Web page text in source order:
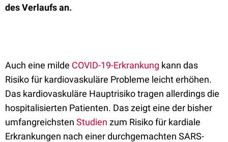
des Verlaufs an.
Auch eine milde COVID-19-Erkrankung kann das
Risiko für kardiovaskuläre Probleme leicht erhöhen.
Das kardiovaskuläre Hauptrisiko tragen allerdings die
hospitalisierten Patienten. Das zeigt eine der bisher
umfangreichsten Studien zum Risiko für kardiale
Erkrankungen nach einer durchgemachten SARS-